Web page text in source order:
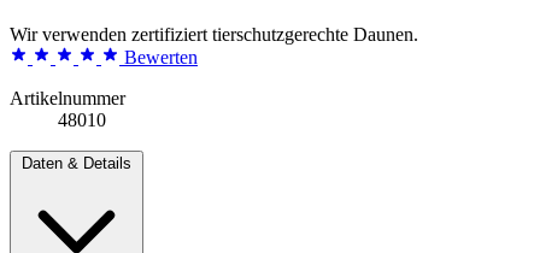
Wir verwenden zertifiziert tierschutzgerechte Daunen.
Bewerten
Artikelnummer
48010
Daten & Details